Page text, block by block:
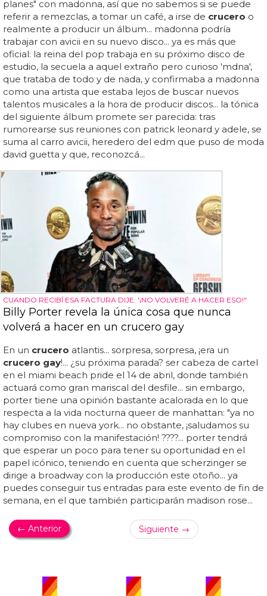
planes" con madonna, así que no sabemos si se puede
referir a remezclas, a tomar un café, a irse de crucero o
realmente a producir un álbum... madonna podría
trabajar con avicii en su nuevo disco... ya es más que
oficial: la reina del pop trabaja en su próximo disco de
estudio, la secuela a aquel extraño pero curioso 'mdna',
que trataba de todo y de nada, y confirmaba a madonna
como una artista que estaba lejos de buscar nuevos
talentos musicales a la hora de producir discos... la tónica
del siguiente álbum promete ser parecida: tras
rumorearse sus reuniones con patrick leonard y adele, se
suma al carro avicii, heredero del edm que puso de moda
david guetta y que, reconozcá...
CUANDO RECIBÍ ESA FACTURA DIJE: '¡NO VOLVERÉ A HACER ESO!"
Billy Porter revela la única cosa que nunca
volverá a hacer en un crucero gay
En un crucero atlantis... sorpresa, sorpresa, ¡era un
crucero gay!... ¿su próxima parada? ser cabeza de cartel
en el miami beach pride el 14 de abril, donde también
actuará como gran mariscal del desfile... sin embargo,
porter tiene una opinión bastante acalorada en lo que
respecta a la vida nocturna queer de manhattan: "ya no
hay clubes en nueva york... no obstante, ¡saludamos su
compromiso con la manifestación! ????... porter tendrá
que esperar un poco para tener su oportunidad en el
papel icónico, teniendo en cuenta que scherzinger se
dirige a broadway con la producción este otoño... ya
puedes conseguir tus entradas para este evento de fin de
semana, en el que también participarán madison rose...
← Anterior Siguiente →